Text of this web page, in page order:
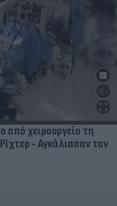
από χειρουργείο τη
- Αγκάλιασαν τον